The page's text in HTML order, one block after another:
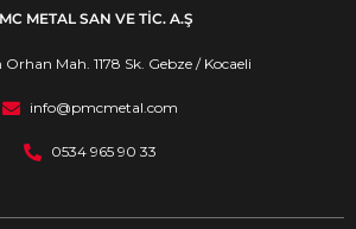
METAL SAN VE TİC. A.Ş
Orhan Mah. 1178 Sk. Gebze / Kocaeli
info@pmcmetal.com
0534 965 90 33